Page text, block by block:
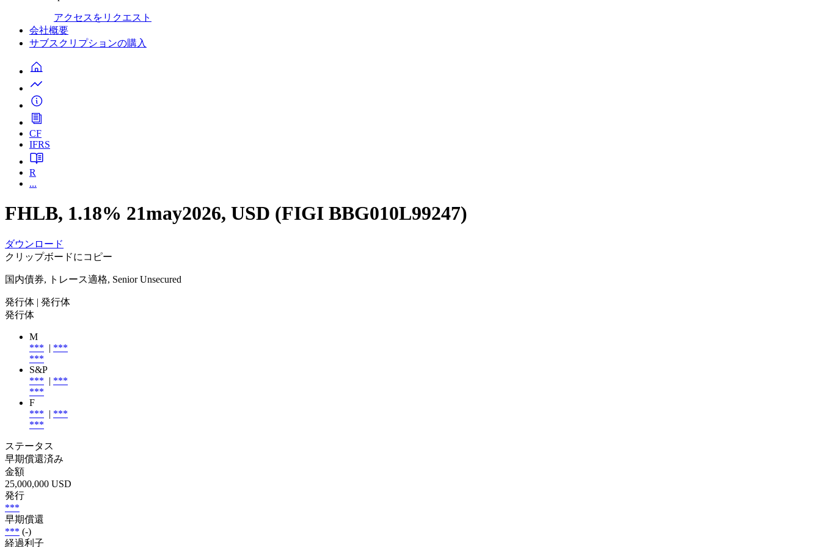
アクセスをリクエスト
会社概要
サブスクリプションの購入
CF
IFRS
R
...
FHLB, 1.18% 21may2026, USD (FIGI BBG010L99247)
ダウンロード
クリップボードにコピー
国内債券, トレース適格, Senior Unsecured
発行体 | 発行体
発行体
M
*** | ***
***
S&P
*** | ***
***
F
*** | ***
***
ステータス
早期償還済み
金額
25,000,000 USD
発行
***
早期償還
*** (-)
経過利子